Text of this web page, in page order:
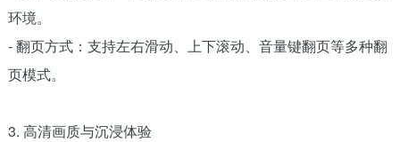
环境。
- 翻页方式：支持左右滑动、上下滚动、音量键翻页等多种翻
页模式。
3. 高清画质与沉浸体验